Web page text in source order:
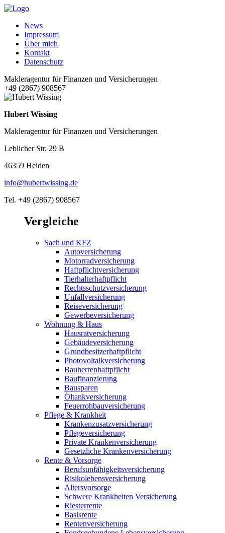
News
Impressum
Über mich
Kontakt
Datenschutz
Makleragentur für Finanzen und Versicherungen
+49 (2867) 908567
Hubert Wissing
Makleragentur für Finanzen und Versicherungen
Leblicher Str. 29 B
46359 Heiden
info@hubertwissing.de
Tel. +49 (2867) 908567
Vergleiche
Sach und KFZ
Autoversicherung
Motorradversicherung
Haftpflichtversicherung
Tierhalterhaftpflicht
Rechtsschutzversicherung
Unfallversicherung
Reiseversicherung
Gewerbeversicherung
Wohnung & Haus
Hausratversicherung
Gebäudeversicherung
Grundbesitzerhaftpflicht
Photovoltaikversicherung
Bauherrenhaftpflicht
Baufinanzierung
Bausparen
Öltankversicherung
Feuerrohbauversicherung
Pflege & Krankheit
Krankenzusatzversicherung
Pflegeversicherung
Private Krankenversicherung
Gesetzliche Krankenversicherung
Rente & Vorsorge
Berufs­unfähigkeitsversicherung
Risikolebensversicherung
Altersvorsorge
Schwere Krankheiten Versicherung
Riesterrente
Basisrente
Rentenversicherung